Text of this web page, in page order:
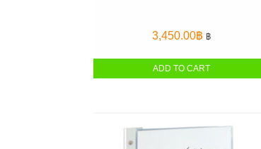
3,450.00฿ ฿
ADD TO CART